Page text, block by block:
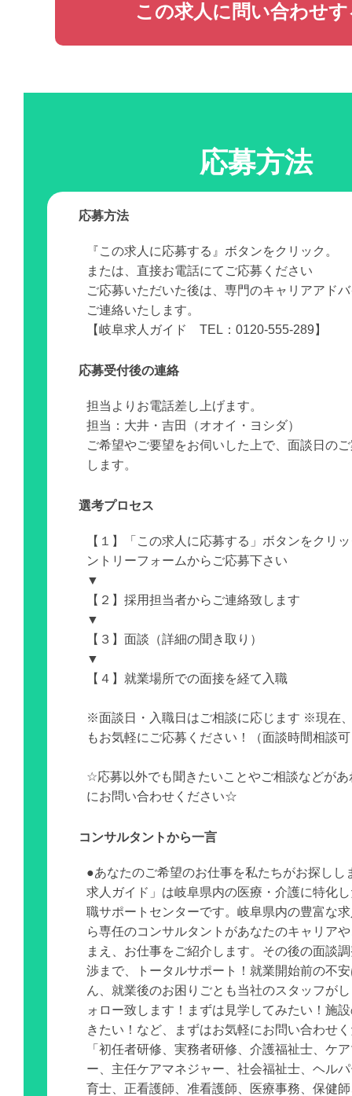
この求人に問い合わせ
応募方法
応募方法
『この求人に応募する』ボタンをクリック。
または、直接お電話にてご応募ください
ご応募いただいた後は、専門のキャリアアド
ご連絡いたします。
【岐阜求人ガイド TEL：0120-555-289】
応募受付後の連絡
担当よりお電話差し上げます。
担当：大井・吉田（オオイ・ヨシダ）
ご希望やご要望をお伺いした上で、面談日の
します。
選考プロセス
【１】「この求人に応募する」ボタンをクリ
ントリーフォームからご応募下さい
▼
【２】採用担当者からご連絡致します
▼
【３】面談（詳細の聞き取り）
▼
【４】就業場所での面接を経て入職
※面談日・入職日はご相談に応じます ※現在
もお気軽にご応募ください！（面談時間相談
☆応募以外でも聞きたいことやご相談などがあ
にお問い合わせください☆
コンサルタントから一言
●あなたのご希望のお仕事を私たちがお探しし
求人ガイド」は岐阜県内の医療・介護に特化
職サポートセンターです。岐阜県内の豊富な
ら専任のコンサルタントがあなたのキャリア
まえ、お仕事をご紹介します。その後の面談
渉まで、トータルサポート！就業開始前の不
ん、就業後のお困りごとも当社のスタッフが
ォロー致します！まずは見学してみたい！施
きたい！など、まずはお気軽にお問い合わせ
「初任者研修、実務者研修、介護福祉士、ケ
ー、主任ケアマネジャー、社会福祉士、ヘル
育士、正看護師、准看護師、医療事務、保健